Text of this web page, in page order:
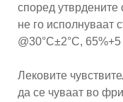
според утврдените
не го исполнуваат
@30°C±2°C,
Лековите
да се чуваат во